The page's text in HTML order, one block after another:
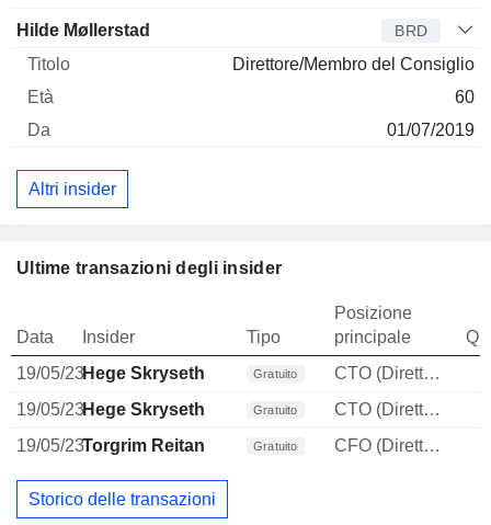
Hilde Møllerstad BRD
Direttore/Membro del Consiglio
60
01/07/2019
Altri insider
Ultime transazioni degli insider
Data Insider Tipo
Posizione
principale
19/05/23Hege Skryseth Gratuito
CTO (Direttore tecnico)
19/05/23Hege Skryseth Gratuito CTO (Direttore tecnico)
19/05/23Torgrim Reitan Gratuito CFO (Direttore finanziario)
Storico delle transazioni